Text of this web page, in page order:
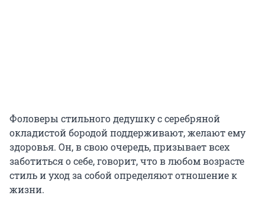
Фоловеры стильного дедушку с серебряной
окладистой бородой поддерживают, желают ему
здоровья. Он, в свою очередь, призывает всех
заботиться о себе, говорит, что в любом возрасте
стиль и уход за собой определяют отношение к
жизни.